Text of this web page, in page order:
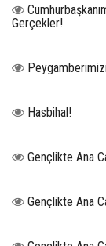
Gerçekler!
Hasbihal!
Gençlikte Ana
Gençlikte Ana